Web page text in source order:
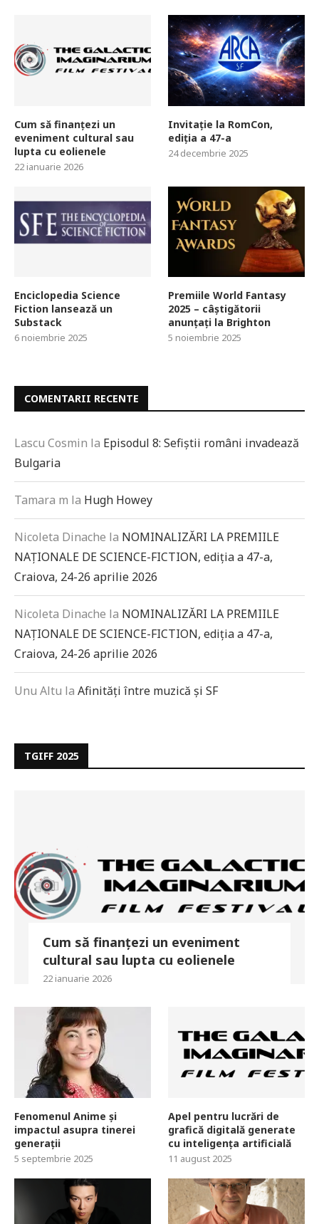
Cum să finanțezi un
eveniment cultural sau
lupta cu eolienele
22 ianuarie 2026
Invitație la RomCon,
ediția a 47-a
24 decembrie 2025
Enciclopedia Science
Fiction lansează un
Substack
6 noiembrie 2025
Premiile World Fantasy
2025 – câștigătorii
anunțați la Brighton
5 noiembrie 2025
COMENTARII RECENTE
Lascu Cosmin la Episodul 8: Sefiștii români invadează
Bulgaria
Tamara m la Hugh Howey
Nicoleta Dinache la NOMINALIZĂRI LA PREMIILE
NAȚIONALE DE SCIENCE-FICTION, ediția a 47-a,
Craiova, 24-26 aprilie 2026
Nicoleta Dinache la NOMINALIZĂRI LA PREMIILE
NAȚIONALE DE SCIENCE-FICTION, ediția a 47-a,
Craiova, 24-26 aprilie 2026
Unu Altu la Afinități între muzică și SF
TGIFF 2025
Cum să finanțezi un eveniment
cultural sau lupta cu eolienele
22 ianuarie 2026
Fenomenul Anime și
impactul asupra tinerei
generații
5 septembrie 2025
Apel pentru lucrări de
grafică digitală generate
cu inteligența artificială
11 august 2025